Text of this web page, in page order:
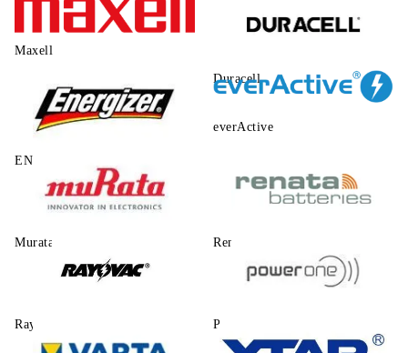
Maxell
Duracell
ENERGIZER
everActive
Murata Renata
Rayovac Power One